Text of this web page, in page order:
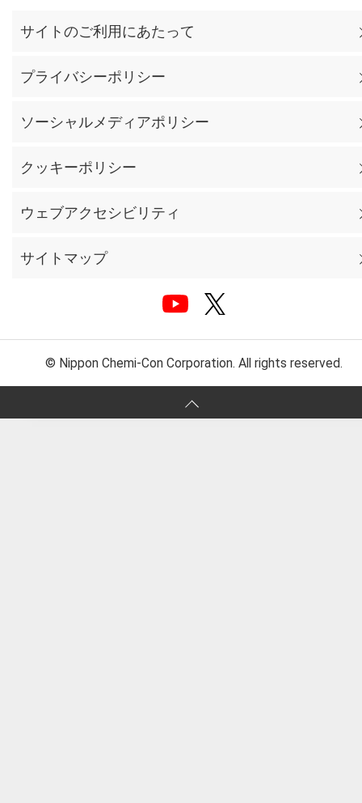
サイトのご利用にあたって
プライバシーポリシー
ソーシャルメディアポリシー
クッキーポリシー
ウェブアクセシビリティ
サイトマップ
© Nippon Chemi-Con Corporation. All rights reserved.